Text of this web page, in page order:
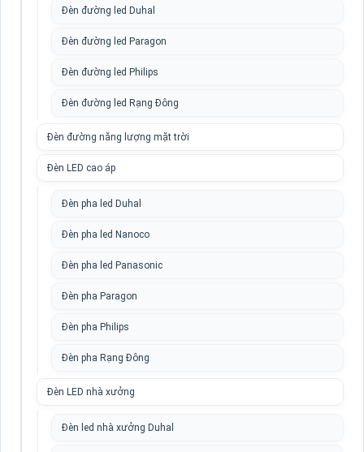
Đèn đường led Duhal
Đèn đường led Paragon
Đèn đường led Philips
Đèn đường led Rạng Đông
Đèn đường năng lượng mặt trời
Đèn LED cao áp
Đèn pha led Duhal
Đèn pha led Nanoco
Đèn pha led Panasonic
Đèn pha Paragon
Đèn pha Philips
Đèn pha Rạng Đông
Đèn LED nhà xưởng
Đèn led nhà xưởng Duhal